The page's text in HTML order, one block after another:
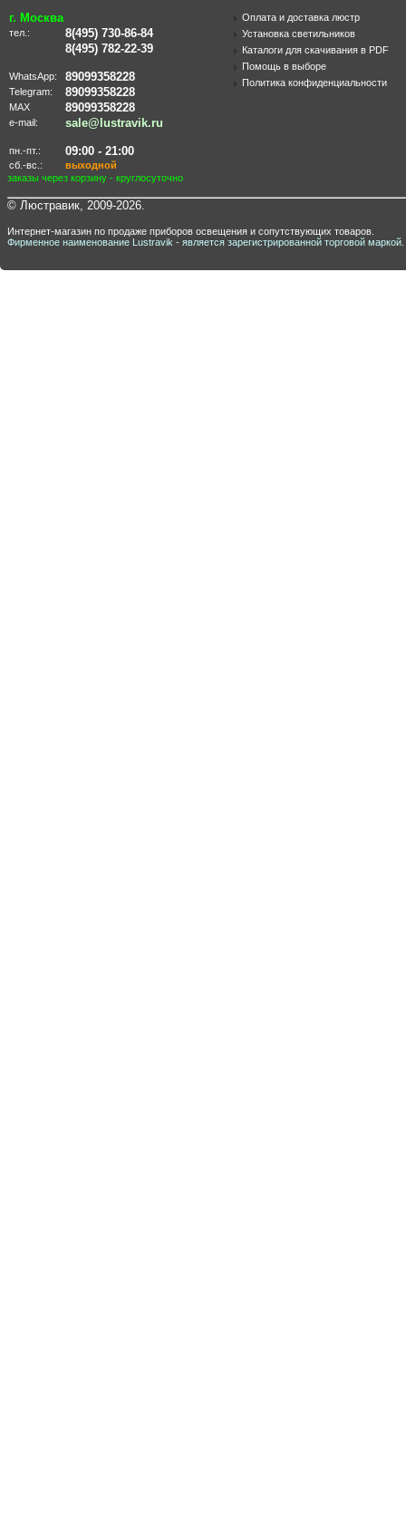
г. Москва
тел.:
8(495) 730-86-84
8(495) 782-22-39
WhatsApp: 89099358228
Telegram: 89099358228
MAX 89099358228
e-mail: sale@lustravik.ru
пн.-пт.: 09:00 - 21:00
сб.-вс.:
выходной
заказы через корзину - круглосуточно
Оплата и доставка люстр
Установка светильников
Каталоги для скачивания в PDF
Помощь в выборе
Политика конфиденциальности
© Люстравик, 2009-2026.
Интернет-магазин по продаже приборов освещения и сопутствующих товаров.
Фирменное наименование Lustravik - является зарегистрированной торговой